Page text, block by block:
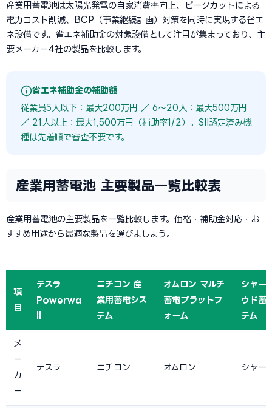
産業用蓄電池は太陽光発電の自家消費率向上、ピークカットによる
電力コスト削減、BCP（事業継続計画）対策を同時に実現する省エ
ネ設備です。省エネ補助金の対象設備として注目が集まっており、主
要メーカー4社の製品を比較します。
省エネ補助金の補助額
従業員5人以下：最大200万円 ／ 6〜20人：最大500万円
／ 21人以上：最大1,500万円（補助率1/2）。SII認定済み機
種は先着順で審査不要です。
産業用蓄電池 主要製品一覧比較表
産業用蓄電池の主要製品を一覧比較します。価格・補助金対応・お
すすめ用途から最適な製品を選びましょう。
項
目
テスラ
Powerwa
ニチコン 産
業用蓄電シス
テム
オムロン マルチ
蓄電プラットフ
ォーム
シャー
ウド蓄
テム
メ
ー
カ
ー
テスラ ニチコン オムロン シャー